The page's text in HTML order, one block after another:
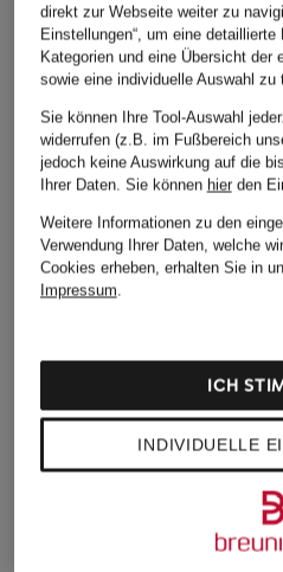
lilienfels
direkt zur Webseite weiter zu
Einstellungen“, um eine
Kategorien und eine Übersicht der
sowie eine individuelle Auswahl zu
Sie können Ihre Tool-Auswahl
widerrufen (z.B. im Fußbereich
jedoch keine Auswirkung auf die
Ihrer Daten. Sie können hierden
Weitere Informationen zu den
Verwendung Ihrer Daten, welche
Cookies erheben, erhalten Sie in
Impressum.
INDIVIDUELLE
ICH